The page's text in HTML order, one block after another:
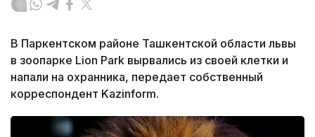
В Паркентском районе Ташкентской области львы
в зоопарке Lion Park вырвались из своей клетки и
напали на охранника, передает собственный
корреспондент Kazinform.